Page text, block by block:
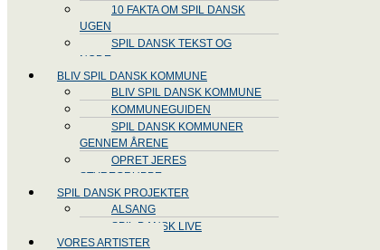
10 FAKTA OM SPIL DANSK
UGEN
SPIL DANSK TEKST OG
NODE
BLIV SPIL DANSK KOMMUNE
BLIV SPIL DANSK KOMMUNE
KOMMUNEGUIDEN
SPIL DANSK KOMMUNER
GENNEM ÅRENE
OPRET JERES
STYREGRUPPE
SPIL DANSK PROJEKTER
ALSANG
SPIL DANSK LIVE
VORES ARTISTER